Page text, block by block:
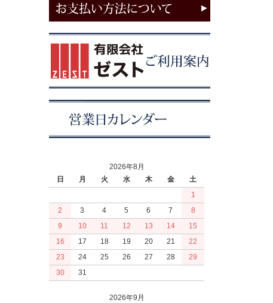
2026年8月
日
月 火 水 木 金
土
1
2
3 4 5 6 7
8
9
10 11 12 13 14
15
16
17 18 19 20 21
22
23
24 25 26 27 28
29
30
31
2026年9月